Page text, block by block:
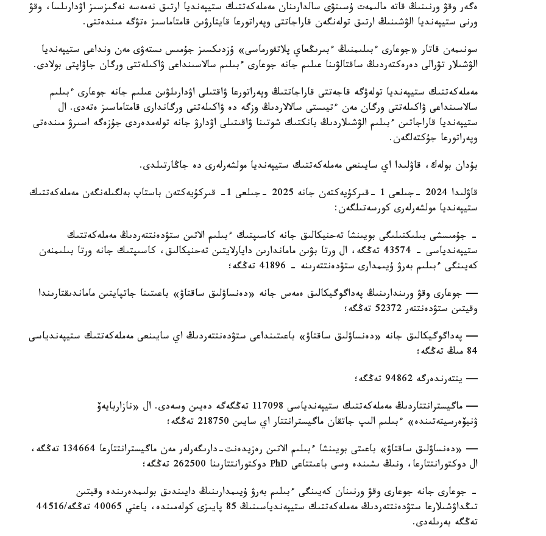
ەگەر وقۋ ورنىنىڭ قاتە مالىمەت ۇسىنۋى سالدارىنان مەملەكەتتىك ستيپەنديا ارتىق نەمەسە نەگىزسىز اۋدارىلسا، وقۋ
ورنى ستيپەنديا الۋشىنىڭ ارتىق تولەنگەن قاراجاتتى وپەراتورعا قايتارۋىن قامتاماسىز ەتۋگە مىندەتتى.
سونىمەن قاتار «جوعارى ءبىلىمنىڭ ءبىرىڭعاي پلاتفورماسى» ۇزدىكسىز جۇمىس ىستەۋى مەن ونداعى ستيپەنديا
الۋشىلار تۋرالى دەرەكتەردىڭ ساقتالۋىنا عىلىم جانە جوعارى ءبىلىم سالاسىنداعى ۋاكىلەتتى ورگان جاۋاپتى بولادى.
مەملەكەتتىك ستيپەنديا تولەۋگە قاجەتتى قاراجاتتىڭ وپەراتورعا ۋاقتىلى اۋدارىلۋىن عىلىم جانە جوعارى ءبىلىم
سالاسىنداعى ۋاكىلەتتى ورگان مەن ءتيىستى سالالاردىڭ وزگە دە ۋاكىلەتتى ورگاندارى قامتاماسىز ەتەدى. ال
ستيپەنديا قاراجاتىن ءبىلىم الۋشىلاردىڭ بانكتىك شوتىنا ۋاقىتىلى اۋدارۋ جانە تولەمدەردى جۇزەگە اسىرۋ مىندەتى
وپەراتورعا جۇكتەلگەن.
بۇدان بولەك، قاۋلىدا اي سايىنعى مەملەكەتتىك ستيپەنديا مولشەرلەرى دە جاڭارتىلدى.
قاۋلىدا 2024 -جىلعى 1 -قىركۇيەكتەن جانە 2025 -جىلعى 1- قىركۇيەكتەن باستاپ بەلگىلەنگەن مەملەكەتتىك
ستيپەنديا مولشەرلەرى كورسەتىلگەن:
- جۇمىسشى بىلىكتىلىگى بويىنشا تەحنيكالىق جانە كاسىپتىك ءبىلىم الاتىن ستۋدەنتتەردىڭ مەملەكەتتىك
ستيپەندياسى - 43574 تەڭگە، ال ورتا بۋىن ماماندارىن دايارلايتىن تەحنيكالىق، كاسىپتىك جانە ورتا بىلىمنەن
كەيىنگى ءبىلىم بەرۋ ۇيىمدارى ستۋدەنتتەرىنە - 41896 تەڭگە؛
— جوعارى وقۋ ورىندارىنىڭ پەداگوگيكالىق ەمەس جانە «دەنساۋلىق ساقتاۋ» باعىتىنا جاتپايتىن ماماندىقتارىندا
وقيتىن ستۋدەنتتەر 52372 تەڭگە؛
— پەداگوگيكالىق جانە «دەنساۋلىق ساقتاۋ» باعىتىنداعى ستۋدەنتتەردىڭ اي سايىنعى مەملەكەتتىك ستيپەندياسى
84 مىڭ تەڭگە؛
— ينتەرندەرگە 94862 تەڭگە؛
— ماگيسترانتتاردىڭ مەملەكەتتىك ستيپەندياسى 117098 تەڭگەگە دەيىن وسەدى. ال «نازاربايەۆ
ۋنيۆەرسيتەتىندە» ءبىلىم الىپ جاتقان ماگيسترانتتار اي سايىن 218750 تەڭگە؛
— «دەنساۋلىق ساقتاۋ» باعىتى بويىنشا ءبىلىم الاتىن رەزيدەنت-دارىگەرلەر مەن ماگيسترانتتارعا 134664 تەڭگە،
ال دوكتورانتتارعا، ونىڭ ىشىندە وسى باعىتتاعى PhD دوكتورانتتارىنا 262500 تەڭگە؛
- جوعارى جانە جوعارى وقۋ ورنىنان كەيىنگى ءبىلىم بەرۋ ۇيىمدارىنىڭ دايىندىق بولىمدەرىندە وقيتىن
تىڭداۋشىلارعا ستۋدەنتتەردىڭ مەملەكەتتىك ستيپەندياسىنىڭ 85 پايىزى كولەمىندە، ياعني 40065 تەڭگە/44516
تەڭگە بەرىلەدى.